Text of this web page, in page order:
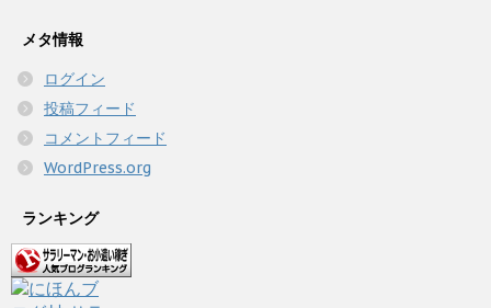
メタ情報
ログイン
投稿フィード
コメントフィード
WordPress.org
ランキング